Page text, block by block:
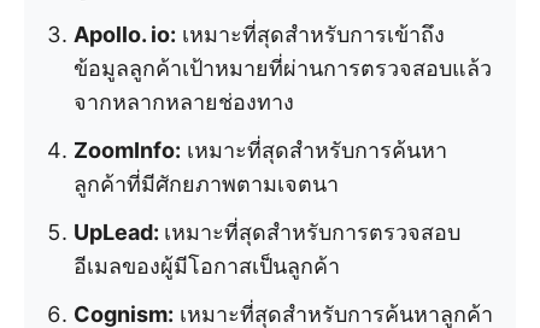
Apollo. io: เหมาะที่สุดสำหรับการเข้าถึง
ข้อมูลลูกค้าเป้าหมายที่ผ่านการตรวจสอบแล้ว
จากหลากหลายช่องทาง
ZoomInfo: เหมาะที่สุดสำหรับการค้นหา
ลูกค้าที่มีศักยภาพตามเจตนา
UpLead: เหมาะที่สุดสำหรับการตรวจสอบ
อีเมลของผู้มีโอกาสเป็นลูกค้า
Cognism: เหมาะที่สุดสำหรับการค้นหาลูกค้า